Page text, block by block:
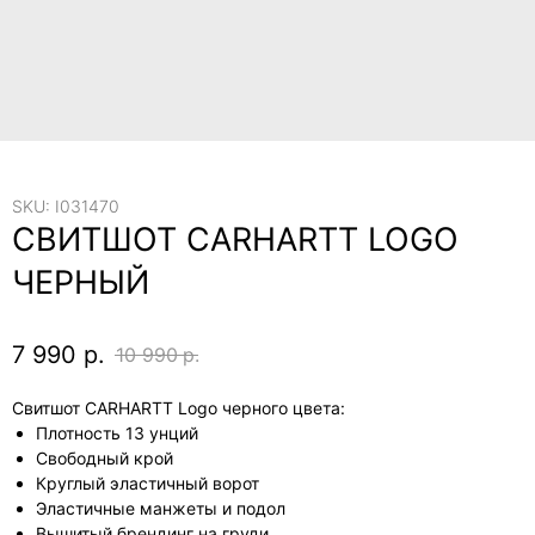
СВИТШОТ CARHARTT LOGO
ЧЕРНЫЙ
SKU: I031470
7 990 р. 10 990 р.
Свитшот CARHARTT Logo черного цвета:
Плотность 13 унций
Свободный крой
Круглый эластичный ворот
Эластичные манжеты и подол